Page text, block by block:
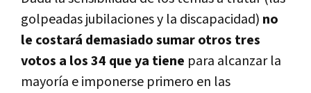
golpeadas jubilaciones y la discapacidad) no
le costará demasiado sumar otros tres
votos a los 34 que ya tiene para alcanzar la
mayoría e imponerse primero en las